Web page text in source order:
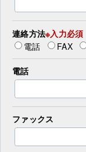
連絡方法※入力必須
電話
FAX
電話
ファックス